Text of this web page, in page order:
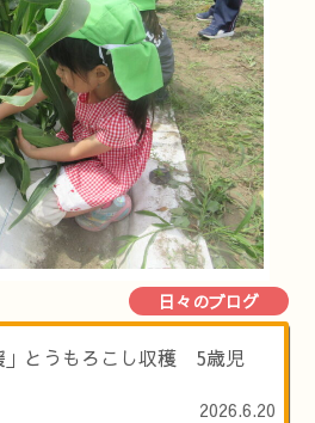
日々のブログ
とうもろこし収穫 5歳児
2026.6.20